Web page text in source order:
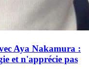
Aya Nakamura :
et n'apprécie pas